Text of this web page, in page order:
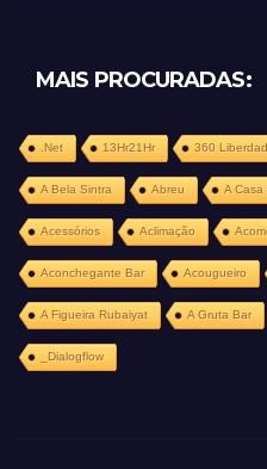
MAIS PROCURADAS:
.Net 13Hr21Hr 360
A Bela Sintra Abreu A Casa
Acessórios Aclimação
Aconchegante Bar Acougueiro
A Figueira Rubaiyat A Gruta Bar
_Dialogflow